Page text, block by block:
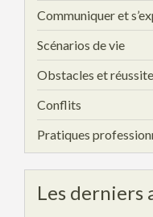
Communiquer et
Scénarios de vie
Obstacles et réussite
Conflits
Pratiques
Les derniers